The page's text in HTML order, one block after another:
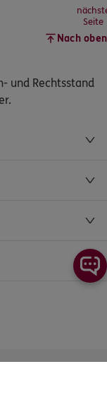
Seite
Nach oben
und Rechtsstand